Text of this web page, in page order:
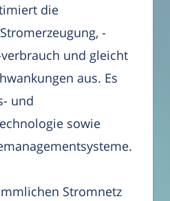
die
-
und gleicht
aus. Es
und
sowie
Stromnetz